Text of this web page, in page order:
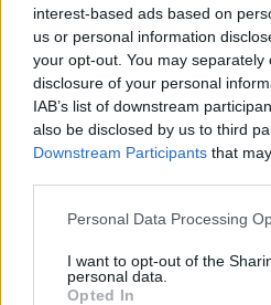
interest-based ads based on
us or personal information
your opt-out. You may
disclosure of your personal
IAB’s list of downstream
also be disclosed by us to third
Downstream Participants that
Personal Data Processing
I want to opt-out of the
personal data.
Opted In
T. szereti a
Pedig
A
gyűjteménye